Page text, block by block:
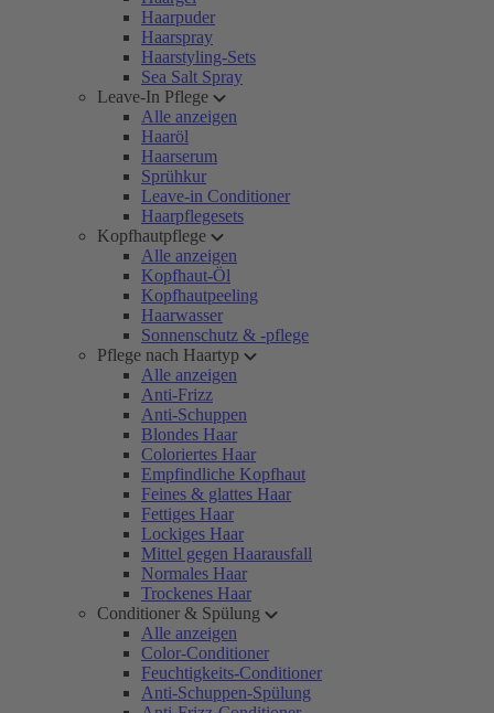
Haarpuder
Haarspray
Haarstyling-Sets
Sea Salt Spray
Leave-In Pflege
Alle anzeigen
Haaröl
Haarserum
Sprühkur
Leave-in Conditioner
Haarpflegesets
Kopfhautpflege
Alle anzeigen
Kopfhaut-Öl
Kopfhautpeeling
Haarwasser
Sonnenschutz & -pflege
Pflege nach Haartyp
Alle anzeigen
Anti-Frizz
Anti-Schuppen
Blondes Haar
Coloriertes Haar
Empfindliche Kopfhaut
Feines & glattes Haar
Fettiges Haar
Lockiges Haar
Mittel gegen Haarausfall
Normales Haar
Trockenes Haar
Conditioner & Spülung
Alle anzeigen
Color-Conditioner
Feuchtigkeits-Conditioner
Anti-Schuppen-Spülung